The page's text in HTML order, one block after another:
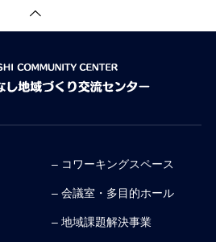
– コワーキングスペース
– 会議室・多目的ホール
– 地域課題解決事業